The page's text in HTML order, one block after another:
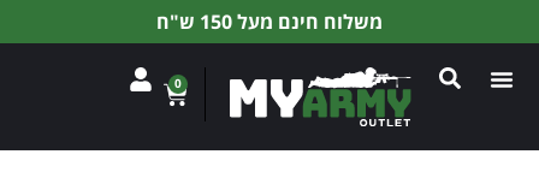
משלוח חינם מעל 150 ש"ח
0